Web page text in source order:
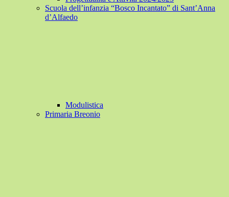
Scuola dell’infanzia “Bosco Incantato” di Sant’Anna
d’Alfaedo
Modulistica
Primaria Breonio